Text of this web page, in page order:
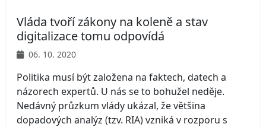
Vláda tvoří zákony na koleně a stav
digitalizace tomu odpovídá
06. 10. 2020
Politika musí být založena na faktech, datech a
názorech expertů. U nás se to bohužel neděje.
Nedávný průzkum vlády ukázal, že většina
dopadových analýz (tzv. RIA) vzniká v rozporu s